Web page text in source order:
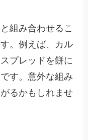
組み合わせるこ
。例えば、カル
プレッドを餅に
す。意外な組み
るかもしれませ